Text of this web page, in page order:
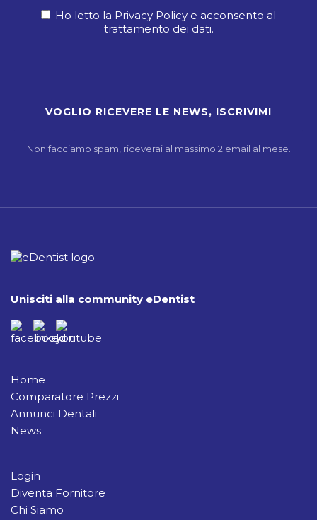
Ho letto la Privacy Policy e acconsento al
trattamento dei dati.
Non facciamo spam, riceverai al massimo 2 email al mese.
Unisciti alla community eDentist
Home
Comparatore Prezzi
Annunci Dentali
News
Login
Diventa Fornitore
Chi Siamo